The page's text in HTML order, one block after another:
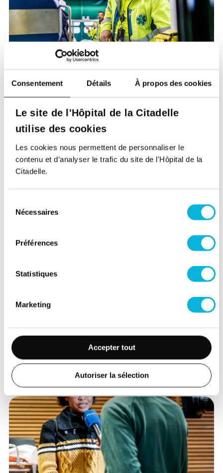
Consentement Détails À propos des cookies
Le site de l'Hôpital de la Citadelle
utilise des cookies
Les cookies nous permettent de personnaliser le
contenu et d’analyser le trafic du site de l'Hôpital de la
Citadelle.
Nécessaires
Préférences
Statistiques
Marketing
Accepter tout
Autoriser la sélection